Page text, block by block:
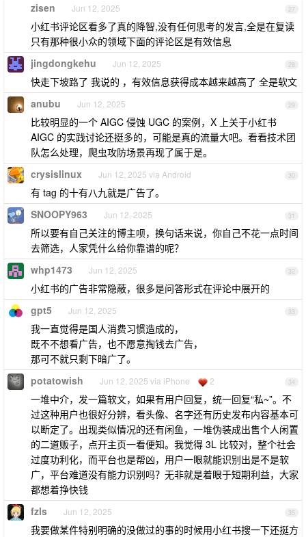
27
zisen Jun 12, 2025
小红书评论区看多了真的降智,没有任何思考的发言,全是在复读
只有那种很小众的领域下面的评论区是有效信息
28
jingdongkehu Jun 12, 2025
快走下坡路了 我说的 ，有效信息获得成本越来越高了 全是软文
29
anubu Jun 12, 2025
比较明显的一个 AIGC 侵蚀 UGC 的案例，X 上关于小红书
AIGC 的实践讨论还挺多的，可能是真的流量大吧。看看技术团
队怎么处理，爬虫攻防场景再现了属于是。
30
crysislinux Jun 12, 2025 via Android
有 tag 的十有八九就是广告了。
31
SNOOPY963 Jun 12, 2025
所以要有自己关注的博主呗，换句话来说，你自己不花一点时间
去筛选，人家凭什么给你靠谱的呢？
32
whp1473 Jun 12, 2025
小红书的广告非常隐蔽，很多是问答形式在评论中展开的
33
gpt5 Jun 12, 2025
我一直觉得是国人消费习惯造成的，
既不不想看广告，也不愿意掏钱去广告，
那可不就只剩下暗广了。
34
potatowish Jun 12, 2025 via iPhone 2
一堆中介，发一篇软文，如果有用户回复，统一回复“私~”。不
过这种用户也很好分辨，看头像、名字还有历史发布内容基本可
以断定了。出现类似情况的还有闲鱼，一堆伪装成出售个人闲置
的二道贩子，点开主页一看便知。我觉得 3L 比较对，整个社会
过度功利化，而平台也是帮凶，用户一眼就能识别出是不是软
广，平台难道没有能力识别吗？无非就是着眼于短期利益，大家
都想着挣快钱
35
fzls Jun 12, 2025
我要做某件特别明确的没做过的事的时候用小红书搜一下还挺方